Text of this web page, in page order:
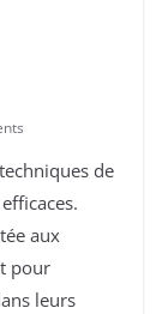
de
aux
pour
leurs